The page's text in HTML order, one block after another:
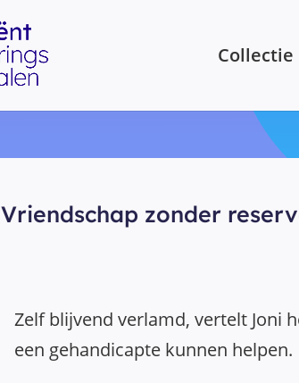
Collectie
Vriendschap zonder
Zelf blijvend verlamd, vertelt Joni
een gehandicapte kunnen helpen.